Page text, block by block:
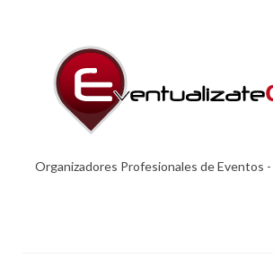
Organizadores Profesionales de Eventos